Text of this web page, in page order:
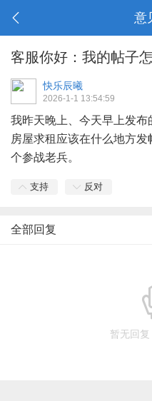
意
客服你好：我的帖子
快乐辰曦
2026-1-1 13:54:59
我昨天晚上、今天早上发布
房屋求租应该在什么地方
个参战老兵。
支持 反对
全部回复
暂无回